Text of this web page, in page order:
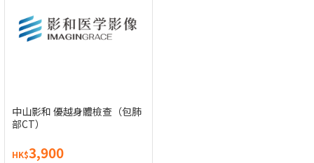
中山影和 優越身體檢查（包肺
部CT）
HK$3,900